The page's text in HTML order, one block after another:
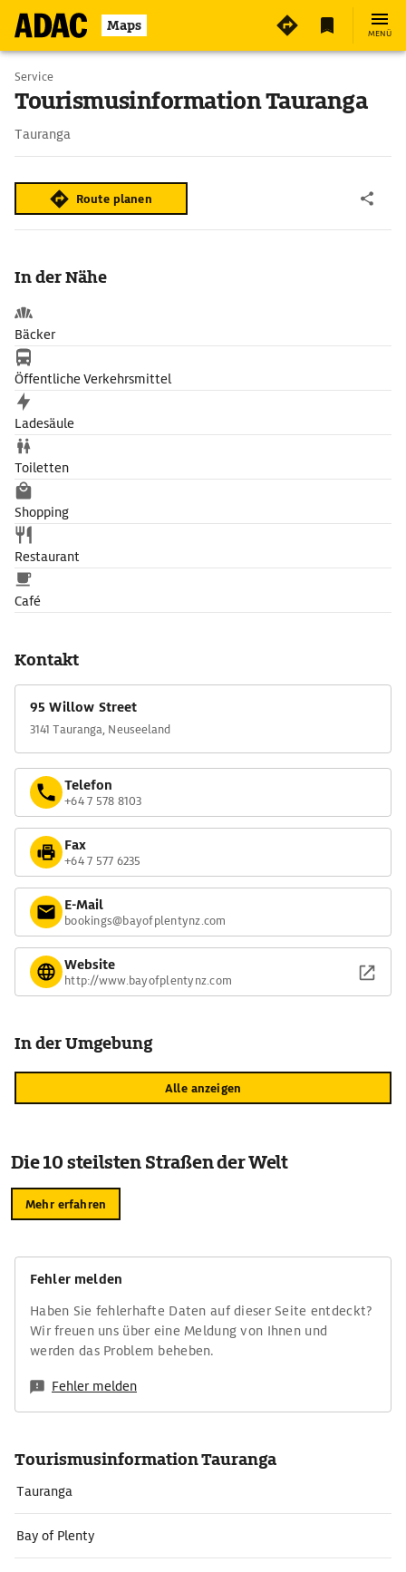
Maps MENÜ
Service
Tourismusinformation Tauranga
Tauranga
Route planen
In der Nähe
Bäcker
Öffentliche Verkehrsmittel
Ladesäule
Toiletten
Shopping
Restaurant
Café
Kontakt
95 Willow Street
3141 Tauranga, Neuseeland
Telefon
+64 7 578 8103
Fax
+64 7 577 6235
E-Mail
bookings@bayofplentynz.com
Website
http://www.bayofplentynz.com
In der Umgebung
Alle anzeigen
Die 10 steilsten Straßen der Welt
Mehr erfahren
Fehler melden
Haben Sie fehlerhafte Daten auf dieser Seite entdeckt?
Wir freuen uns über eine Meldung von Ihnen und
werden das Problem beheben.
Fehler melden
Tourismusinformation Tauranga
Tauranga
Bay of Plenty